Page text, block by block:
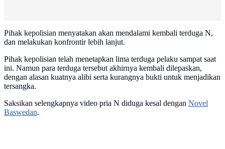
Pihak kepolisian menyatakan akan mendalami kembali terduga N,
dan melakukan konfrontir lebih lanjut.
Pihak kepolisian telah menetapkan lima terduga pelaku sampat saat
ini. Namun para terduga tersebut akhirnya kembali dilepaskan,
dengan alasan kuatnya alibi serta kurangnya bukti untuk menjadikan
tersangka.
Saksikan selengkapnya video pria N diduga kesal dengan Novel
Baswedan.